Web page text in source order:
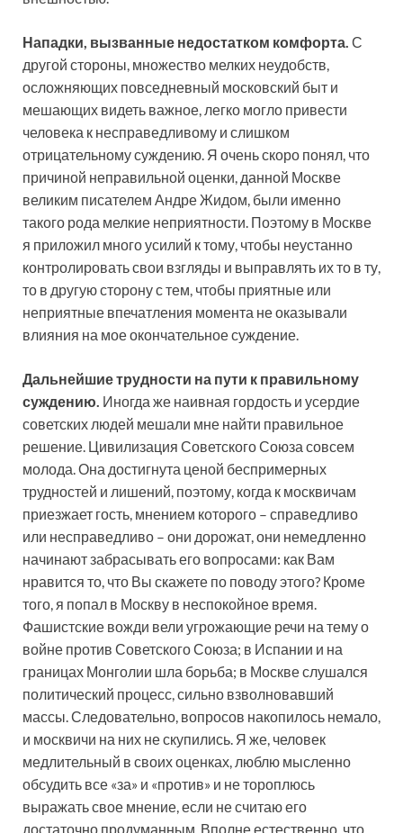
Нападки, вызванные недостатком комфорта. С
другой стороны, множество мелких неудобств,
осложняющих повседневный московский быт и
мешающих видеть важное, легко могло привести
человека к несправедливому и слишком
отрицательному суждению. Я очень скоро понял, что
причиной неправильной оценки, данной Москве
великим писателем Андре Жидом, были именно
такого рода мелкие неприятности. Поэтому в Москве
я приложил много усилий к тому, чтобы неустанно
контролировать свои взгляды и выправлять их то в ту,
то в другую сторону с тем, чтобы приятные или
неприятные впечатления момента не оказывали
влияния на мое окончательное суждение.
Дальнейшие трудности на пути к правильному
суждению. Иногда же наивная гордость и усердие
советских людей мешали мне найти правильное
решение. Цивилизация Советского Союза совсем
молода. Она достигнута ценой беспримерных
трудностей и лишений, поэтому, когда к москвичам
приезжает гость, мнением которого – справедливо
или несправедливо – они дорожат, они немедленно
начинают забрасывать его вопросами: как Вам
нравится то, что Вы скажете по поводу этого? Кроме
того, я попал в Москву в неспокойное время.
Фашистские вожди вели угрожающие речи на тему о
войне против Советского Союза; в Испании и на
границах Монголии шла борьба; в Москве слушался
политический процесс, сильно взволновавший
массы. Следовательно, вопросов накопилось немало,
и москвичи на них не скупились. Я же, человек
медлительный в своих оценках, люблю мысленно
обсудить все «за» и «против» и не тороплюсь
выражать свое мнение, если не считаю его
достаточно продуманным. Вполне естественно, что